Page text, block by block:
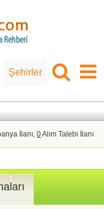
Şehirler
İlanı, 0Alım Talebi İlanı